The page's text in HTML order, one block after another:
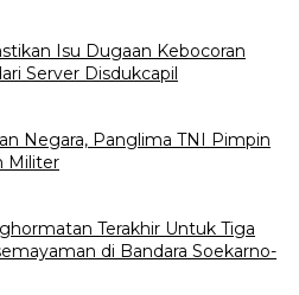
Isu Dugaan Kebocoran
Server Disdukcapil
Negara, Panglima TNI Pimpin
Militer
Terakhir Untuk Tiga
di Bandara Soekarno-